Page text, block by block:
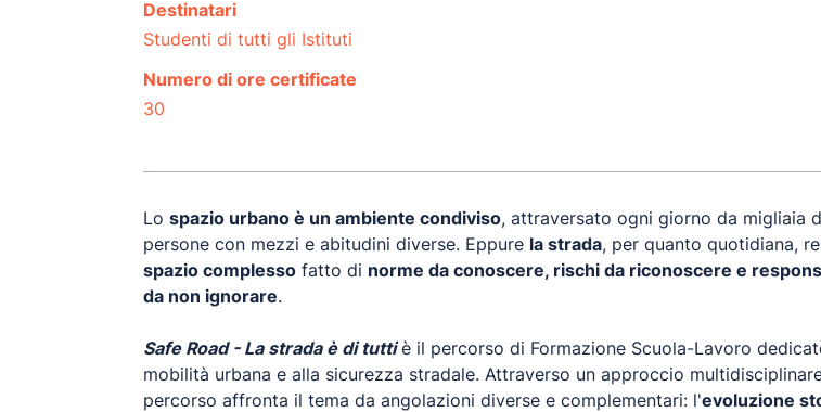
Destinatari
Studenti di tutti gli Istituti
Numero di ore certificate
30
Lo spazio urbano è un ambiente condiviso, attraversato ogni giorno da migliaia
persone con mezzi e abitudini diverse. Eppure la strada, per quanto quotidiana,
spazio complesso fatto di norme da conoscere, rischi da riconoscere e
da non ignorare.
Safe Road - La strada è di tuttiè il percorso di Formazione Scuola-Lavoro
mobilità urbana e alla sicurezza stradale. Attraverso un approccio
percorso affronta il tema da angolazioni diverse e complementari: l'evoluzione